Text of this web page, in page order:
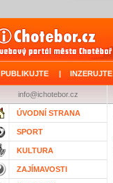
PUBLIKUJTE | INZERUJTE
info@ichotebor.cz
ÚVODNÍ STRANA
SPORT
KULTURA
ZAJÍMAVOSTI